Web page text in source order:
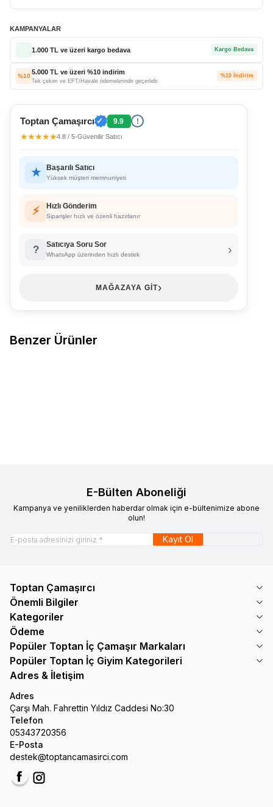
KAMPANYALAR
1.000 TL ve üzeri kargo bedava Kargo Bedava
%10
5.000 TL ve üzeri %10 indirim
Tek çekim ve EFT/Havale ödemelerinde geçerlidir.
%10 İndirim
Toptan Çamaşırcı ✓ 9.9 !
★★★★★4.8 / 5•Güvenilir Satıcı
★ Başarılı Satıcı
Yüksek müşteri memnuniyeti
⚡ Hızlı Gönderim
Siparişler hızlı ve özenli hazırlanır
? Satıcıya Soru Sor
WhatsApp üzerinden hızlı destek ›
MAĞAZAYA GİT›
Benzer Ürünler
E-Bülten Aboneliği
Kampanya ve yeniliklerden haberdar olmak için e-bültenimize abone
olun!
Kayıt Ol
Toptan Çamaşırcı
Önemli Bilgiler
Kategoriler
Ödeme
Popüler Toptan İç Çamaşır Markaları
Popüler Toptan İç Giyim Kategorileri
Adres & İletişim
Adres
Çarşı Mah. Fahrettin Yıldız Caddesi No:30
Telefon
05343720356
E-Posta
destek@toptancamasirci.com
FacebookInstagram